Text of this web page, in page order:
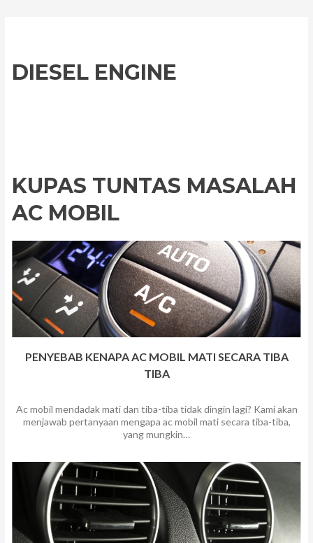
DIESEL ENGINE
KUPAS TUNTAS MASALAH
AC MOBIL
PENYEBAB KENAPA AC MOBIL MATI SECARA TIBA
TIBA
Ac mobil mendadak mati dan tiba-tiba tidak dingin lagi? Kami akan
menjawab pertanyaan mengapa ac mobil mati secara tiba-tiba,
yang mungkin…